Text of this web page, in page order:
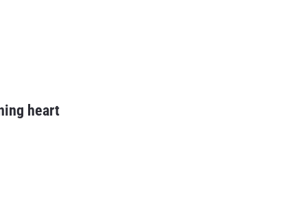
heart